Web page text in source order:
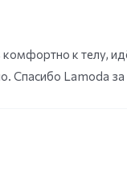
к телу,
Спасибо Lamoda